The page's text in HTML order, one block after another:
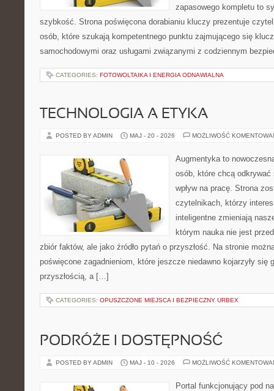
zapasowego kompletu to
szybkość. Strona poświęcona dorabianiu kluczy prezentuje
osób, które szukają kompetentnego punktu zajmującego się
samochodowymi oraz usługami związanymi z codziennym
CATEGORIES: FOTOWOLTAIKA I ENERGIA ODNAWIALNA
TECHNOLOGIA A ETYKA
POSTED BY ADMIN MAJ - 20 - 2026 MOŻLIWOŚĆ
Augmentyka to
osób, które chcą
wpływ na pracę. Strona
czytelnikach, którzy
inteligentne zmieniają
którym nauka nie jest
zbiór faktów, ale jako źródło pytań o przyszłość. Na stronie
poświęcone zagadnieniom, które jeszcze niedawno kojarzyły się
przyszłością, a […]
CATEGORIES: OPUSZCZONE MIEJSCA I BEZPIECZNY URBEX
PODRÓŻE I DOSTĘPNOŚĆ
POSTED BY ADMIN MAJ - 10 - 2026 MOŻLIWOŚĆ
Portal funkcjonujący pod